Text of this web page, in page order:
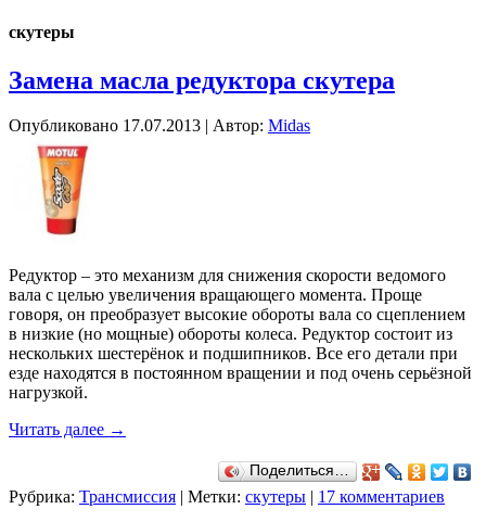
скутеры
Замена масла редуктора скутера
Опубликовано 17.07.2013 | Автор: Midas
Редуктор – это механизм для снижения скорости ведомого
вала с целью увеличения вращающего момента. Проще
говоря, он преобразует высокие обороты вала со сцеплением
в низкие (но мощные) обороты колеса. Редуктор состоит из
нескольких шестерёнок и подшипников. Все его детали при
езде находятся в постоянном вращении и под очень серьёзной
нагрузкой.
Читать далее →
Поделиться…
Рубрика: Трансмиссия | Метки: скутеры | 17 комментариев